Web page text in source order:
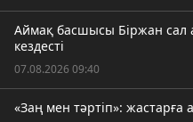
Аймақ басшысы Біржан
кездесті
07.08.2026 09:40
«Заң мен тәртіп»: